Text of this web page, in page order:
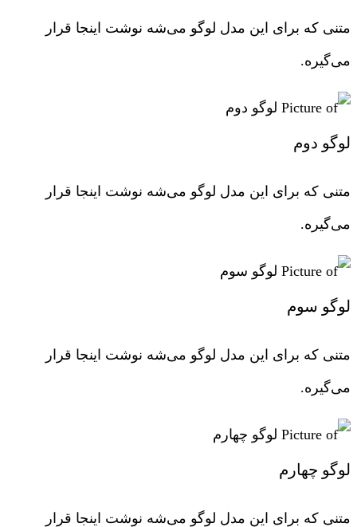
متنی که برای این مدل لوگو می‌شه نوشت اینجا قرار
می‌گیره.
لوگو دوم
متنی که برای این مدل لوگو می‌شه نوشت اینجا قرار
می‌گیره.
لوگو سوم
متنی که برای این مدل لوگو می‌شه نوشت اینجا قرار
می‌گیره.
لوگو چهارم
متنی که برای این مدل لوگو می‌شه نوشت اینجا قرار